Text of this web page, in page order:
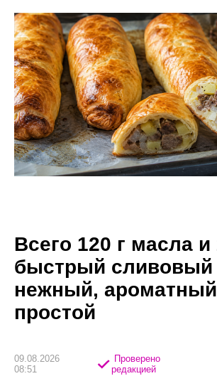
Всего 120 г масла и
быстрый
нежный,
простой
09.08.2026
08:51
Проверено
редакцией